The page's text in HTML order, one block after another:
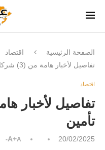
الصفحة الرئيسية
اقتصاد
تفاصيل لأخبار هامة من (3) شركات تأمين
اقتصاد
تأمين
20/02/2025
A+A-